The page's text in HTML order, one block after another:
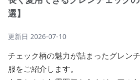
選】
更新日 2026-07-10
チェック柄の魅力が詰まったグレン
服をご紹介します。